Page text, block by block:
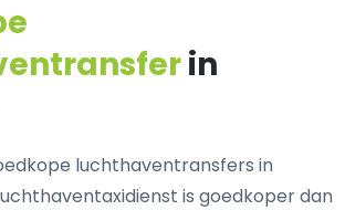
in
luchthaventransfers in
is goedkoper dan